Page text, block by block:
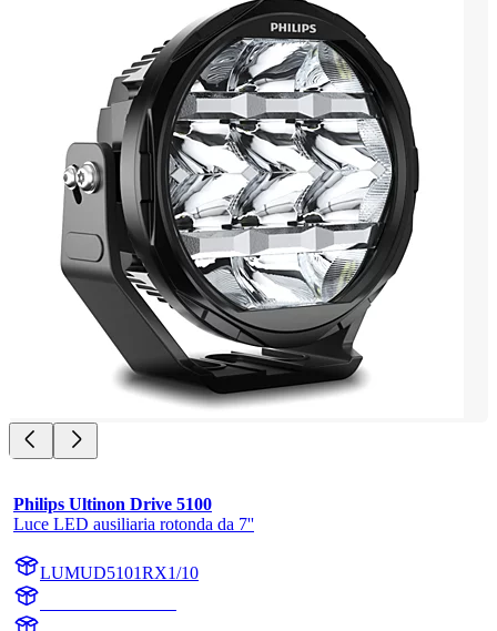
Philips Ultinon Drive 5100
Luce LED ausiliaria rotonda da 7''
LUMUD5101RX1/10